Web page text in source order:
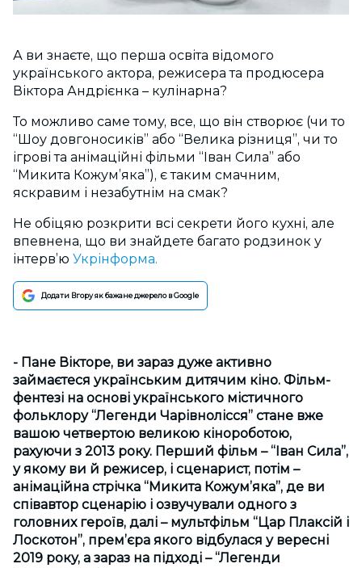
А ви знаєте, що перша освіта відомого
українського актора, режисера та продюсера
Віктора Андрієнка – кулінарна?
То можливо саме тому, все, що він створює (чи то
“Шоу довгоносиків” або “Велика різниця”, чи то
ігрові та анімаційні фільми “Іван Сила” або
“Микита Кожум’яка”), є таким смачним,
яскравим і незабутнім на смак?
Не обіцяю розкрити всі секрети його кухні, але
впевнена, що ви знайдете багато родзинок у
інтерв’ю Укрінформа.
Додати Вгору як бажане джерело в Google
- Пане Вікторе, ви зараз дуже активно
займаєтеся українським дитячим кіно. Фільм-
фентезі на основі українського містичного
фольклору “Легенди Чарівнолісся” стане вже
вашою четвертою великою кінороботою,
рахуючи з 2013 року. Перший фільм – “Іван Сила”,
у якому ви й режисер, і сценарист, потім –
анімаційна стрічка “Микита Кожум’яка”, де ви
співавтор сценарію і озвучували одного з
головних героїв, далі – мультфільм “Цар Плаксій і
Лоскотон”, прем’єра якого відбулася у вересні
2019 року, а зараз на підході – “Легенди